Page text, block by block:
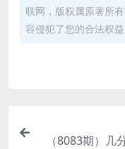
联网，版权属原著所
容侵犯了您的合法权
（8083期）几